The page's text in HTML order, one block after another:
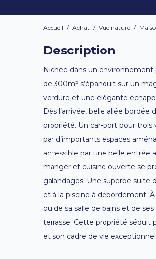
Accueil / Achat / Vue nature /
Description
Nichée dans un
de 300m² s’épanouit sur un
verdure et une élégante
Dès l’arrivée, belle allée
propriété. Un car-port pour trois
par d’importants espaces
accessible par une belle entrée
manger et cuisine ouverte se
galandages. Une superbe suite
et à la piscine à débordement.
ou de sa salle de bains et de
terrasse. Cette propriété séduit
et son cadre de vie exceptionnel.